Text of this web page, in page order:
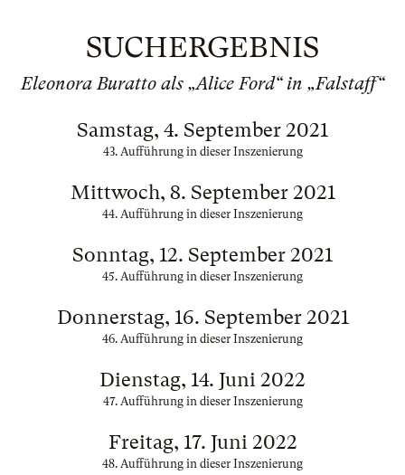
SUCHERGEBNIS
Eleonora Buratto als „Alice Ford“ in „Falstaff“
Samstag, 4. September 2021
43. Aufführung in dieser Inszenierung
Mittwoch, 8. September 2021
44. Aufführung in dieser Inszenierung
Sonntag, 12. September 2021
45. Aufführung in dieser Inszenierung
Donnerstag, 16. September 2021
46. Aufführung in dieser Inszenierung
Dienstag, 14. Juni 2022
47. Aufführung in dieser Inszenierung
Freitag, 17. Juni 2022
48. Aufführung in dieser Inszenierung